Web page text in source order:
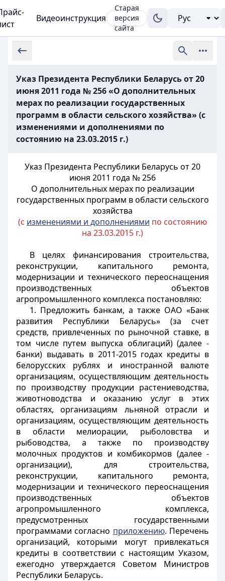
Видеоинструкция
Старая
версия
сайта
Указ Президента Республики Беларусь от 20
июня 2011 года № 256 «О дополнительных
мерах по реализации государственных
программ в области сельского хозяйства» (с
изменениями и дополнениями по
состоянию на 23.03.2015 г.)
Указ Президента Республики Беларусь от 20
июня 2011 года № 256
О дополнительных мерах по реализации
государственных программ в области сельского
хозяйства
(с изменениями и дополнениями по состоянию
на 23.03.2015 г.)
В целях финансирования строительства,
реконструкции, капитального ремонта,
модернизации и технического переоснащения
производственных объектов
агропромышленного комплекса постановляю:
1. Предложить банкам, а также ОАО «Банк
развития Республики Беларусь» (за счет
средств, привлеченных по рыночной ставке, в
том числе путем выпуска облигаций) (далее -
банки) выдавать в 2011-2015 годах кредиты в
белорусских рублях и иностранной валюте
организациям, осуществляющим деятельность
по производству продукции растениеводства,
животноводства и оказанию услуг в этих
областях, организациям льняной отрасли и
организациям, осуществляющим деятельность
в области мелиорации, рыболовства и
рыбоводства, а также по производству
молочных продуктов и комбикормов (далее -
организации), для строительства,
реконструкции, капитального ремонта,
модернизации и технического переоснащения
производственных объектов
агропромышленного комплекса,
предусмотренных государственными
программами согласно приложению. Перечень
организаций, которыми могут привлекаться
кредиты в соответствии с настоящим Указом,
ежегодно утверждается Советом Министров
Республики Беларусь.